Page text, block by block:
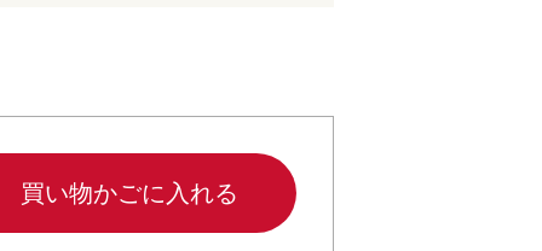
買い物かごに入れる